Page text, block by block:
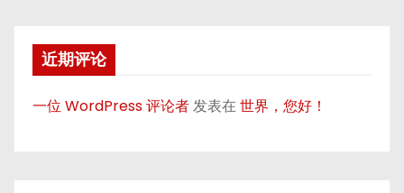
近期评论
一位 WordPress 评论者发表在世界，您好！